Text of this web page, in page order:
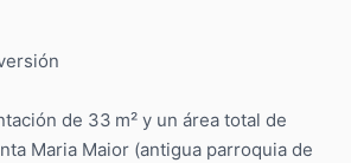
de 33 m² y un área total de
Maria Maior (antigua parroquia de